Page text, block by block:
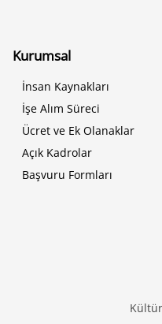
Kurumsal
İnsan Kaynakları
İşe Alım Süreci
Ücret ve Ek Olanaklar
Açık Kadrolar
Başvuru Formları